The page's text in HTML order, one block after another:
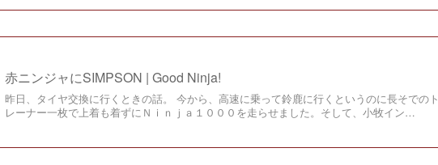
赤ニンジャにSIMPSON | Good Ninja!
昨日、タイヤ交換に行くときの話。 今から、高速に乗って鈴鹿に行くというのに長そでのト
レーナー一枚で上着も着ずにＮｉｎｊａ１０００を走らせました。そして、小牧イン…